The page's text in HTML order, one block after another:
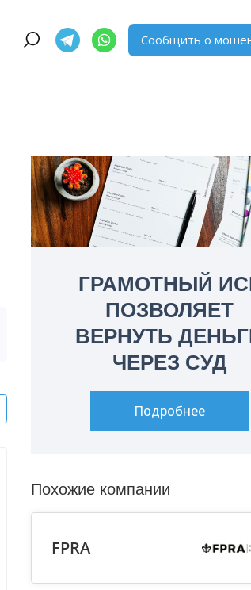
Сообщить о
ГРАМОТНЫЙ
ПОЗВОЛЯЕТ
ВЕРНУТЬ
ЧЕРЕЗ СУД
Подробнее
Похожие компании
FPRA